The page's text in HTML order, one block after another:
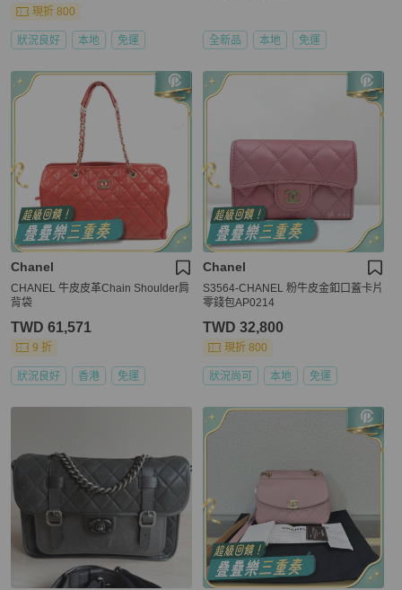
現折 800
狀況良好 本地 免運 全新品 本地 免運
Chanel
CHANEL 牛皮皮革Chain Shoulder肩
背袋
TWD 61,571
9 折
狀況良好 香港 免運
Chanel
S3564-CHANEL 粉牛皮金釦口蓋卡片
零錢包AP0214
TWD 32,800
現折 800
狀況尚可 本地 免運